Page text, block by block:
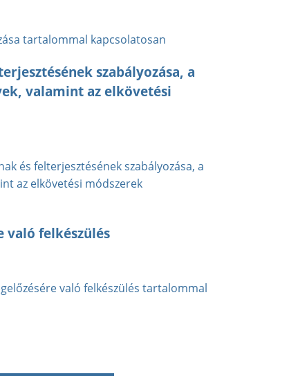
tartalommal kapcsolatosan
szabályozása, a
valamint az elkövetési
és felterjesztésének szabályozása, a
az elkövetési módszerek
való felkészülés
való felkészülés tartalommal